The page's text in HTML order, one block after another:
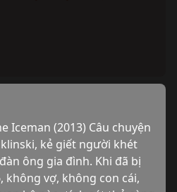
Iceman (2013) Câu chuyện
kẻ giết người khét
ông gia đình. Khi đã bị
không vợ, không con cái,